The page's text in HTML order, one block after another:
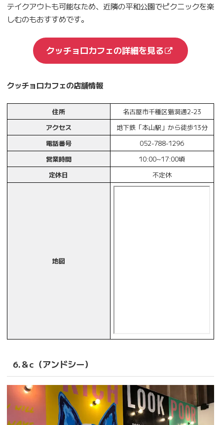
テイクアウトも可能なため、近隣の平和公園でピクニックを楽
しむのもおすすめです。
クッチョロカフェの詳細を見る
クッチョロカフェの店舗情報
住所
名古屋市千種区猫洞通2-23
アクセス
地下鉄「本山駅」から徒歩13分
電話番号
052-788-1296
営業時間
10:00~17:00頃
定休日
不定休
地図
6.＆c（アンドシー）